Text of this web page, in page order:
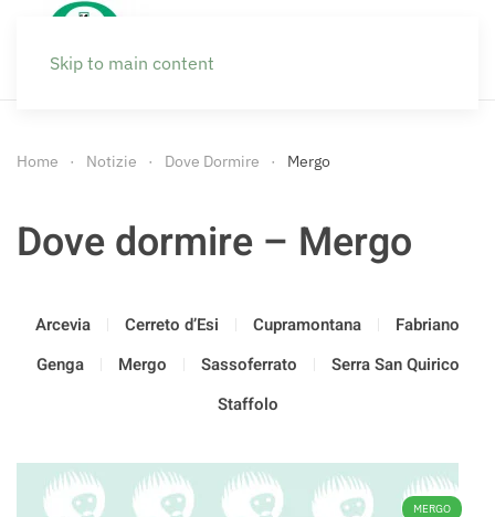
Skip to main content
Home Notizie Dove Dormire Mergo
Dove dormire – Mergo
Arcevia Cerreto d’Esi Cupramontana
Fabriano
Genga
Mergo Sassoferrato
Serra San Quirico
Staffolo
MERGO